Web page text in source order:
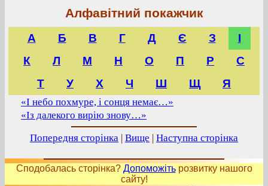
Алфавітний покажчик
А Б В Г Д Є З
І
К
Л М Н О П Р
С
Т
У Х Ч Ш Щ Я
«І небо похмуре, і сонця немає…»
«Із далекого вирію знову…»
Попередня сторінка | Вище | Наступна сторінка
Сподобалась сторінка? Допоможітьрозвитку нашого
сайту!